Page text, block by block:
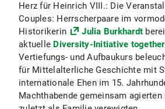
Herz für Heinrich VIII.: Die
Couples: Herrscherpaare im
Historikerin
Julia Burkhardt
aktuelle Diversity-Initiative
Vertiefungs- und Aufbaukurs
für Mittelalterliche Geschichte mit
internationale Ehen im 15.
Machthabende gemeinsam